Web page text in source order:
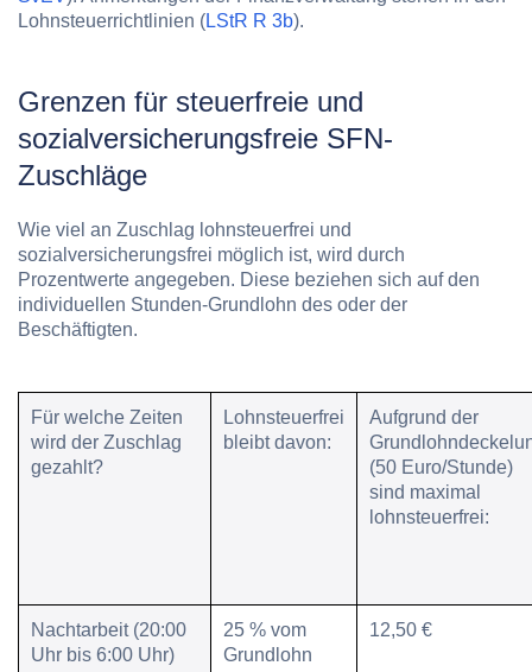
Lohnsteuerrichtlinien (LStR R 3b).
Grenzen für steuerfreie und
sozialversicherungsfreie SFN-
Zuschläge
Wie viel an Zuschlag lohnsteuerfrei und
sozialversicherungsfrei möglich ist, wird durch
Prozentwerte angegeben. Diese beziehen sich auf den
individuellen Stunden-Grundlohn des oder der
Beschäftigten.
Für welche Zeiten
wird der Zuschlag
gezahlt?
Lohnsteuerfrei
bleibt davon:
Aufgrund der
(50 Euro/Stunde)
sind maximal
lohnsteuerfrei:
Nachtarbeit (20:00
Uhr bis 6:00 Uhr)
25 % vom
Grundlohn
12,50 €